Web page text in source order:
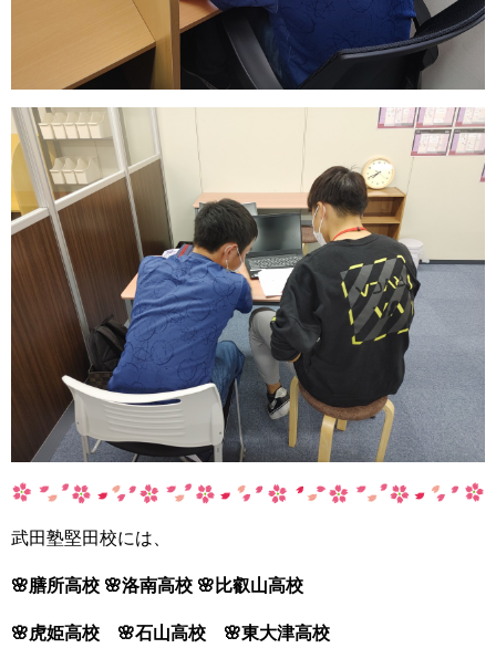
武田塾堅田校には、
🌸膳所高校 🌸洛南高校 🌸比叡山高校
🌸虎姫高校 🌸石山高校 🌸東大津高校